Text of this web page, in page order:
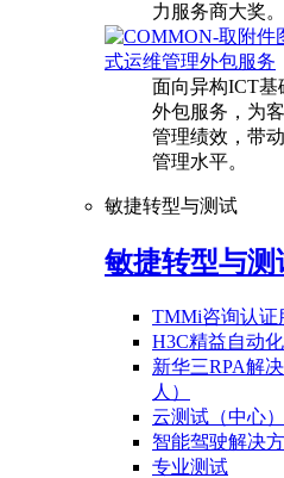
力服务商大奖。
式运维管理外包服务
面向异构ICT基
外包服务，为
管理绩效，带
管理水平。
敏捷转型与测试
敏捷转型与测
TMMi咨询认证
H3C精益自动
新华三RPA解
人）
云测试（中心
智能驾驶解决
专业测试